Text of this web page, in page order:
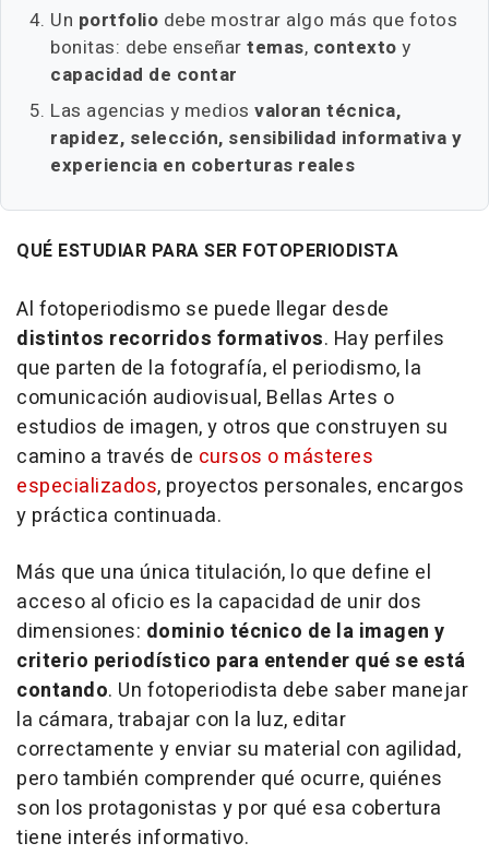
Un portfolio debe mostrar algo más que fotos
bonitas: debe enseñar temas, contexto y
capacidad de contar
Las agencias y medios valoran técnica,
rapidez, selección, sensibilidad informativa y
experiencia en coberturas reales
QUÉ ESTUDIAR PARA SER FOTOPERIODISTA
Al fotoperiodismo se puede llegar desde
distintos recorridos formativos. Hay perfiles
que parten de la fotografía, el periodismo, la
comunicación audiovisual, Bellas Artes o
estudios de imagen, y otros que construyen su
camino a través de cursos o másteres
especializados, proyectos personales, encargos
y práctica continuada.
Más que una única titulación, lo que define el
acceso al oficio es la capacidad de unir dos
dimensiones: dominio técnico de la imagen y
criterio periodístico para entender qué se está
contando. Un fotoperiodista debe saber manejar
la cámara, trabajar con la luz, editar
correctamente y enviar su material con agilidad,
pero también comprender qué ocurre, quiénes
son los protagonistas y por qué esa cobertura
tiene interés informativo.